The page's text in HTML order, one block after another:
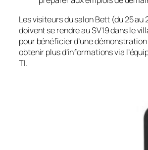
Les visiteurs du salon Bett (du 25 au
doivent se rendre au SV19 dans le
pour bénéficier d’une
obtenir plus d’informations via
TI.